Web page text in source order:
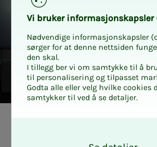
Vi bru­­­ker in­­­for­­­ma­­­sjons­­­kaps­­­­­ler
Nødvendige informasjonskapsler
sørger for at denne nettsiden
den skal.
I tillegg ber vi om samtykke til å
til personalisering og tilpasset
Godta alle eller velg hvilke cookies
samtykker til ved å se detaljer.